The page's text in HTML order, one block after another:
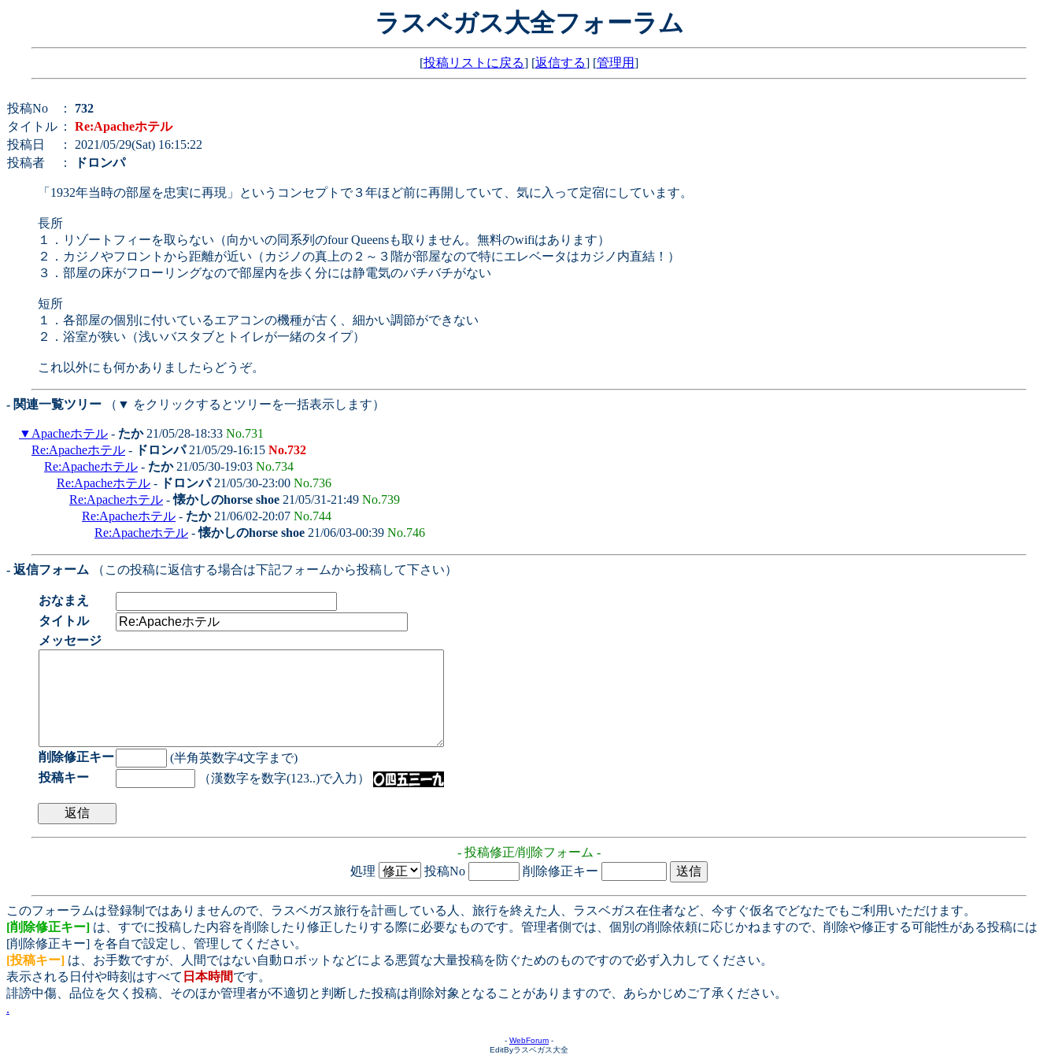
ラスベガス大全フォーラム
[投稿リストに戻る] [返信する] [管理用]
投稿No ： 732
タイトル ： Re:Apacheホテル
投稿日
： 2021/05/29(Sat) 16:15:22
投稿者
： ドロンパ
「1932年当時の部屋を忠実に再現」というコンセプトで３年ほど前に再開していて、気に入って定宿にしています。
長所
１．リゾートフィーを取らない（向かいの同系列のfour Queensも取りません。無料のwifiはあります）
２．カジノやフロントから距離が近い（カジノの真上の２～３階が部屋なので特にエレベータはカジノ内直結！）
３．部屋の床がフローリングなので部屋内を歩く分には静電気のバチバチがない
短所
１．各部屋の個別に付いているエアコンの機種が古く、細かい調節ができない
２．浴室が狭い（浅いバスタブとトイレが一緒のタイプ）
これ以外にも何かありましたらどうぞ。
- 関連一覧ツリー （▼ をクリックするとツリーを一括表示します）
▼ Apacheホテル - たか21/05/28-18:33 No.731
Re:Apacheホテル - ドロンパ21/05/29-16:15 No.732
Re:Apacheホテル - たか21/05/30-19:03 No.734
Re:Apacheホテル - ドロンパ21/05/30-23:00 No.736
Re:Apacheホテル -懐かしのhorse shoe 21/05/31-21:49 No.739
Re:Apacheホテル - たか21/06/02-20:07 No.744
Re:Apacheホテル -懐かしのhorse shoe 21/06/03-00:39 No.746
- 返信フォーム （この投稿に返信する場合は下記フォームから投稿して下さい）
おなまえ
タイトル
メッセージ
削除修正キー
(半角英数字4文字まで)
投稿キー
（漢数字を数字(123..)で入力）
- 投稿修正/削除フォーム -
処理
投稿No 削除修正キー
このフォーラムは登録制ではありませんので、ラスベガス旅行を計画している人、旅行を終えた人、ラスベガス在住者など、今すぐ仮名でどなたでもご利用いただけます。
[削除修正キー] は、すでに投稿した内容を削除したり修正したりする際に必要なものです。管理者側では、個別の削除依頼に応じかねますので、削除や修正する可能性がある投稿には
[削除修正キー] を各自で設定し、管理してください。
[投稿キー] は、お手数ですが、人間ではない自動ロボットなどによる悪質な大量投稿を防ぐためのものですので必ず入力してください。
表示される日付や時刻はすべて 日本時間です。
誹謗中傷、品位を欠く投稿、そのほか管理者が不適切と判断した投稿は削除対象となることがありますので、あらかじめご了承ください。
.
- WebForum -
EditByラスベガス大全